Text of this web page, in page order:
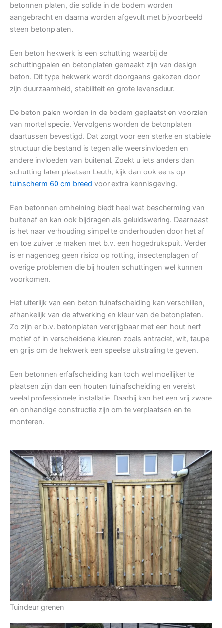
betonnen platen, die solide in de bodem worden
aangebracht en daarna worden afgevult met bijvoorbeeld
steen betonplaten.
Een beton hekwerk is een schutting waarbij de
schuttingpalen en betonplaten gemaakt zijn van design
beton. Dit type hekwerk wordt doorgaans gekozen door
zijn duurzaamheid, stabiliteit en grote levensduur.
De beton palen worden in de bodem geplaatst en voorzien
van mortel specie. Vervolgens worden de betonplaten
daartussen bevestigd. Dat zorgt voor een sterke en stabiele
structuur die bestand is tegen alle weersinvloeden en
andere invloeden van buitenaf. Zoekt u iets anders dan
schutting laten plaatsen Leuth, kijk dan ook eens op
tuinscherm 60 cm breed voor extra kennisgeving.
Een betonnen omheining biedt heel wat bescherming van
buitenaf en kan ook bijdragen als geluidswering. Daarnaast
is het naar verhouding simpel te onderhouden door het af
en toe zuiver te maken met b.v. een hogedrukspuit. Verder
is er nagenoeg geen risico op rotting, insectenplagen of
overige problemen die bij houten schuttingen wel kunnen
voorkomen.
Het uiterlijk van een beton tuinafscheiding kan verschillen,
afhankelijk van de afwerking en kleur van de betonplaten.
Zo zijn er b.v. betonplaten verkrijgbaar met een hout nerf
motief of in verscheidene kleuren zoals antraciet, wit, taupe
en grijs om de hekwerk een speelse uitstraling te geven.
Een betonnen erfafscheiding kan toch wel moeilijker te
plaatsen zijn dan een houten tuinafscheiding en vereist
veelal professionele installatie. Daarbij kan het een vrij zware
en onhandige constructie zijn om te verplaatsen en te
monteren.
Tuindeur grenen